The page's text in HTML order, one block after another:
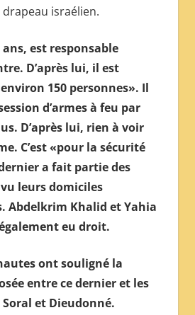
israélien.
est responsable
D’après lui, il est
150 personnes». Il
d’armes à feu par
D’après lui, rien à voir
C’est «pour la sécurité
a fait partie des
leurs domiciles
Abdelkrim Khalid et Yahia
eu droit.
ont souligné la
entre ce dernier et les
et Dieudonné.